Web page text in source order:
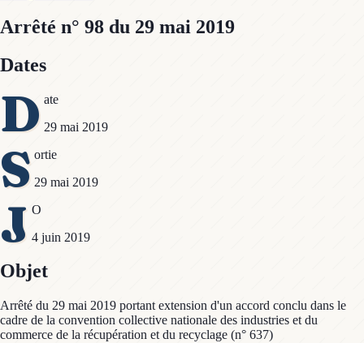
Arrêté n° 98 du 29 mai 2019
Dates
D ate
29 mai 2019
S ortie
29 mai 2019
J O
4 juin 2019
Objet
Arrêté du 29 mai 2019 portant extension d'un accord conclu dans le
cadre de la convention collective nationale des industries et du
commerce de la récupération et du recyclage (n° 637)